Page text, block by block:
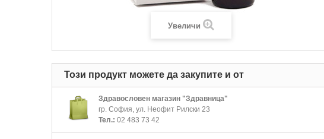
Увеличи
Този продукт можете да закупите и от
Здравословен магазин "Здравница"
гр. София, ул. Неофит Рилски 23
Тел.: 02 483 73 42